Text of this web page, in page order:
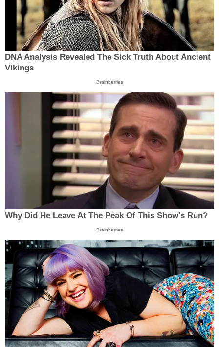
DNA Analysis Revealed The Sick Truth About Ancient
Vikings
Brainberries
Why Did He Leave At The Peak Of This Show's Run?
Brainberries